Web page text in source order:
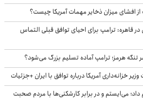
افشای میزان ذخایر مهمات آمریکا چیست؟
قاهره: ترامپ برای احیای توافق قبلی التماس
تنگه هرمز؛ ترامپ آماده تسلیم بزرگ می‌شود؟
خزانه‌داری آمریکا درباره توافق با ایران +جزئیات
می‌ایستم و در برابر کارشکنی‌ها با مردم صحبت